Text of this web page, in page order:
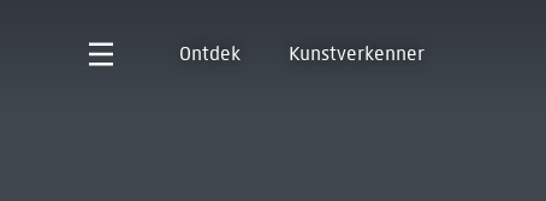
Ontdek Kunstverkenner